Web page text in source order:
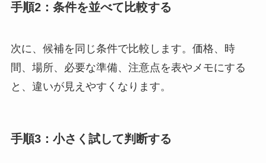
手順2：条件を並べて比較する
次に、候補を同じ条件で比較します。価格、時
間、場所、必要な準備、注意点を表やメモにする
と、違いが見えやすくなります。
手順3：小さく試して判断する